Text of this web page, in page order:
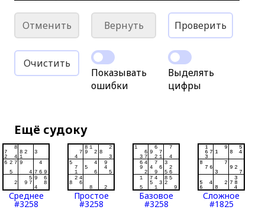
Отменить Вернуть Проверить
Очистить
Показывать
ошибки
Выделять
цифры
Ещё судоку
Среднее
#3258
Простое
#3258
Базовое
#3258
Сложное
#1825